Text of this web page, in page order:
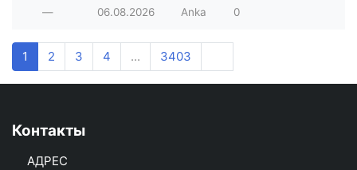
— 06.08.2026 Anka 0
1 2 3 4 ... 3403
Контакты
АДРЕС